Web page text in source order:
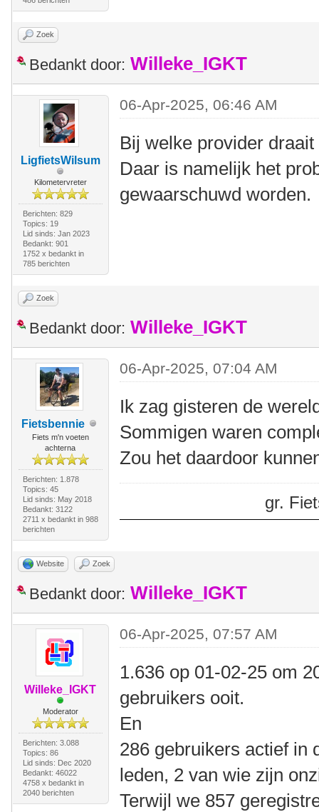
Zoek
Bedankt door: Willeke_IGKT
LigfietsWilsum
Kilometervreter
Berichten: 829
Topics: 19
Lid sinds: Jan 2023
Bedankt: 901
1752 x bedankt in
785 berichten
06-Apr-2025, 06:46 AM
Bij welke provider
Daar is namelijk het
gewaarschuwd worden.
Zoek
Bedankt door: Willeke_IGKT
Fietsbennie
Fiets m'n voeten
achterna
Berichten: 1.878
Topics: 45
Lid sinds: May 2018
Bedankt: 3122
2711 x bedankt in 988
berichten
06-Apr-2025, 07:04 AM
Ik zag gisteren de
Sommigen waren
Zou het daardoor
gr.
Website Zoek
Bedankt door: Willeke_IGKT
Willeke_IGKT
Moderator
Berichten: 3.088
Topics: 86
Lid sinds: Dec 2020
Bedankt: 46022
4758 x bedankt in
2040 berichten
06-Apr-2025, 07:57 AM
1.636 op 01-02-25 om
gebruikers ooit.
En
286 gebruikers actief in
leden, 2 van wie zijn
Terwijl we 857